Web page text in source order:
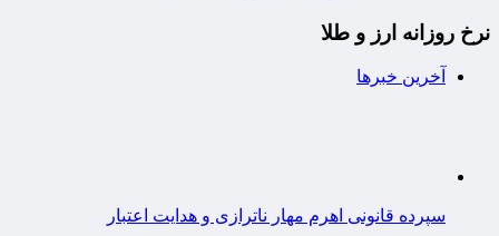
نرخ روزانه ارز و طلا
آخرین خبرها
سپرده قانونی اهرم مهار ناترازی و هدایت اعتبار